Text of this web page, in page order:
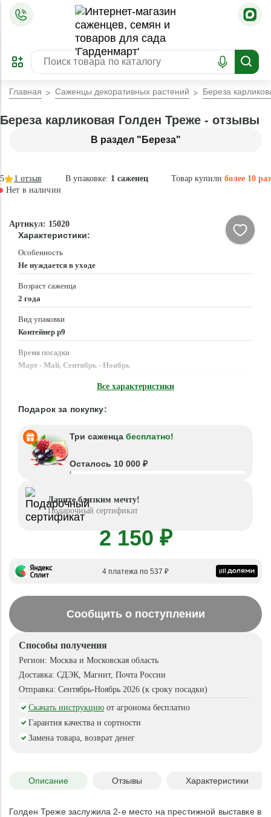
ПРЕДЗАКАЗ
ЗАБРОНИРОВАТЬ
ЛУЧШЕЕ
Главная Саженцы декоративных растений Береза
В раздел "Береза"
Береза карликовая Голден Треже - отзывы
В упаковке: 1 саженец Товар купили более 10 раз
5 1 отзыв
Нет в наличии
Артикул: 15020
Характеристики:
Особенность
Не нуждается в уходе
Возраст саженца
2 года
Вид упаковки
Контейнер p9
Время посадки
Март - Май, Сентябрь - Ноябрь
Все характеристики
Подарок за покупку:
Три саженца бесплатно!
Осталось 10 000 ₽
Дарите близким мечту!
Подарочный сертификат
2 150 ₽
4 платежа по 537 ₽
Сообщить о поступлении
Способы получения
Регион: Москва и Московская область
Доставка: СДЭК, Магнит, Почта России
Отправка: Сентябрь-Ноябрь 2026 (к сроку посадки)
Скачать инструкцию от агронома бесплатно
Гарантия качества и сортности
Замена товара, возврат денег
Описание Отзывы Характеристики
Голден Треже заслужила 2-е место на престижной выставке в